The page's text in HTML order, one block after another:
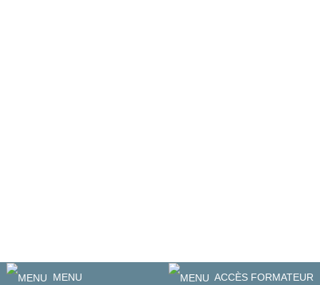
MENU ACCÈS FORMATEUR